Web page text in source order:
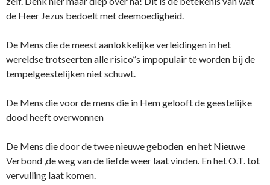
de Heer Jezus bedoelt met deemoedigheid.
De Mens die de meest aanlokkelijke verleidingen in het
wereldse trotseerten alle risico”s impopulair te worden bij de
tempelgeestelijken niet schuwt.
De Mens die voor de mens die in Hem gelooft de geestelijke
dood heeft overwonnen
De Mens die door de twee nieuwe geboden en het Nieuwe
Verbond ,de weg van de liefde weer laat vinden. En het O.T. tot
vervulling laat komen.